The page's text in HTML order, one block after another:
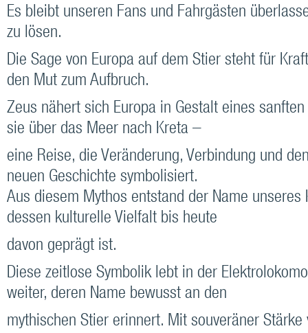
Es bleibt unseren Fans und Fahrgästen
zu lösen.
Die Sage von Europa auf dem Stier steht für
den Mut zum Aufbruch.
Zeus nähert sich Europa in Gestalt eines
sie über das Meer nach Kreta –
eine Reise, die Veränderung, Verbindung und
neuen Geschichte symbolisiert.
Aus diesem Mythos entstand der Name unseres
dessen kulturelle Vielfalt bis heute
davon geprägt ist.
Diese zeitlose Symbolik lebt in der
weiter, deren Name bewusst an den
mythischen Stier erinnert. Mit souveräner Stärke